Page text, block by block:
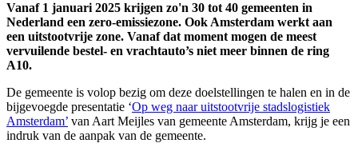
Vanaf 1 januari 2025 krijgen zo'n 30 tot 40 gemeenten in
Nederland een zero-emissiezone. Ook Amsterdam werkt aan
een uitstootvrije zone. Vanaf dat moment mogen de meest
vervuilende bestel- en vrachtauto’s niet meer binnen de ring
A10.
De gemeente is volop bezig om deze doelstellingen te halen en in de
bijgevoegde presentatie ‘Op weg naar uitstootvrije stadslogistiek
Amsterdam’ van Aart Meijles van gemeente Amsterdam, krijg je een
indruk van de aanpak van de gemeente.